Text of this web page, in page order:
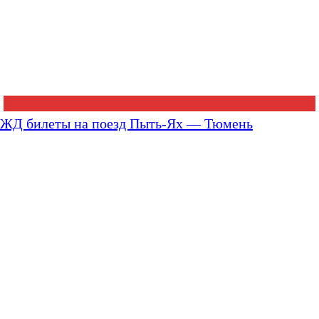
ЖД билеты на поезд Пыть-Ях — Тюмень